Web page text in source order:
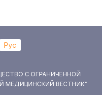
Рус
С ОГРАНИЧЕННОЙ
МЕДИЦИНСКИЙ ВЕСТНИК”